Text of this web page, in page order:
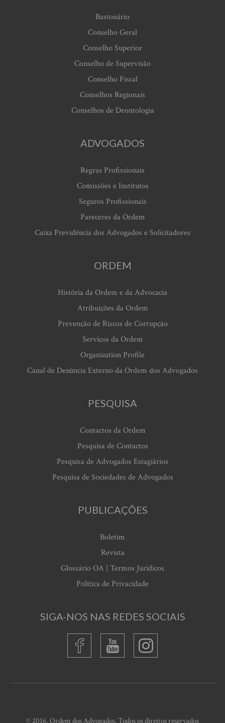
Bastonário
Conselho Geral
Conselho Superior
Conselho de Supervisão
Conselho Fiscal
Conselhos Regionais
Conselhos de Deontologia
ADVOGADOS
Regras Profissionais
Comissões e Institutos
Seguros Profissionais
Pareceres da Ordem
Caixa Previdência dos Advogados e Solicitadores
ORDEM
História da Ordem e da Advocacia
Atribuições da Ordem
Prevenção de Riscos de Corrupção
Serviços da Ordem
Organization Profile
Canal de Denúncia Externo da Ordem dos Advogados
PESQUISA
Contactos da Ordem
Pesquisa de Contactos
Pesquisa de Advogados Estagiários
Pesquisa de Sociedades de Advogados
PUBLICAÇÕES
Boletim
Revista
Glossário OA | Termos Jurídicos
Política de Privacidade
SIGA-NOS NAS REDES SOCIAIS
© 2016, Ordem dos Advogados. Todos os direitos reservados